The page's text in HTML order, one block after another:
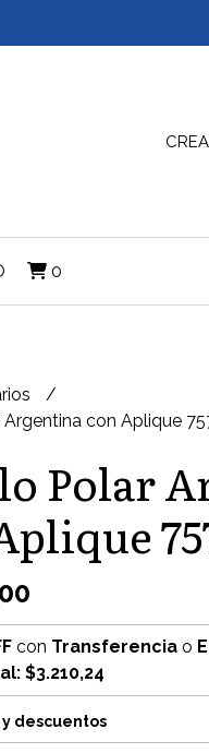
0
con Aplique
Polar
con Transferencia o
$3.210,24
y descuentos